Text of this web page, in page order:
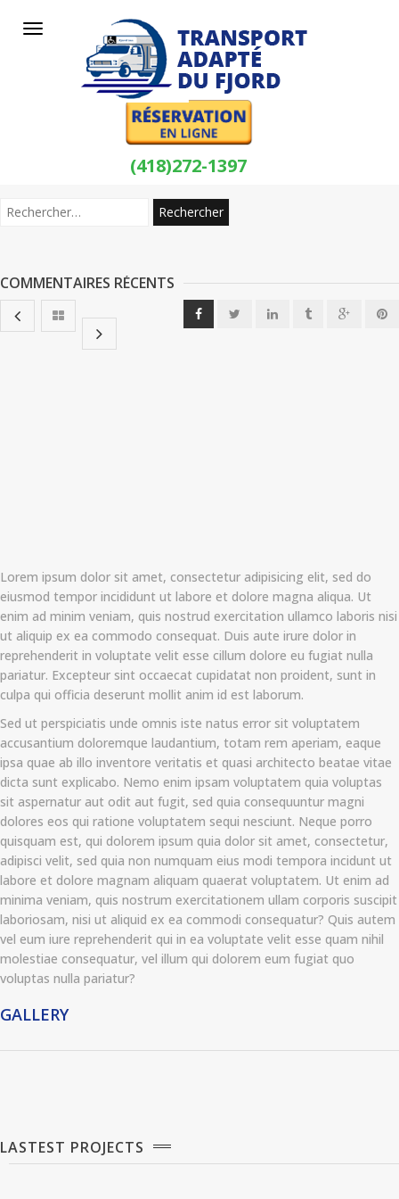
Toggle
navigation
(418)272-1397
COMMENTAIRES RÉCENTS
Lorem ipsum dolor sit amet, consectetur adipisicing elit, sed do
eiusmod tempor incididunt ut labore et dolore magna aliqua. Ut
enim ad minim veniam, quis nostrud exercitation ullamco laboris nisi
ut aliquip ex ea commodo consequat. Duis aute irure dolor in
reprehenderit in voluptate velit esse cillum dolore eu fugiat nulla
pariatur. Excepteur sint occaecat cupidatat non proident, sunt in
culpa qui officia deserunt mollit anim id est laborum.
Sed ut perspiciatis unde omnis iste natus error sit voluptatem
accusantium doloremque laudantium, totam rem aperiam, eaque
ipsa quae ab illo inventore veritatis et quasi architecto beatae vitae
dicta sunt explicabo. Nemo enim ipsam voluptatem quia voluptas
sit aspernatur aut odit aut fugit, sed quia consequuntur magni
dolores eos qui ratione voluptatem sequi nesciunt. Neque porro
quisquam est, qui dolorem ipsum quia dolor sit amet, consectetur,
adipisci velit, sed quia non numquam eius modi tempora incidunt ut
labore et dolore magnam aliquam quaerat voluptatem. Ut enim ad
minima veniam, quis nostrum exercitationem ullam corporis suscipit
laboriosam, nisi ut aliquid ex ea commodi consequatur? Quis autem
vel eum iure reprehenderit qui in ea voluptate velit esse quam nihil
molestiae consequatur, vel illum qui dolorem eum fugiat quo
voluptas nulla pariatur?
GALLERY
LASTEST PROJECTS